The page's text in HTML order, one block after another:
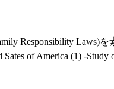
Responsibility Laws)を
of America (1) -